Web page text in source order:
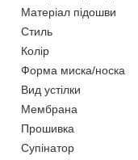
Матеріал підошви
Стиль
Колір
Форма миска/носка
Вид устілки
Мембрана
Прошивка
Супінатор